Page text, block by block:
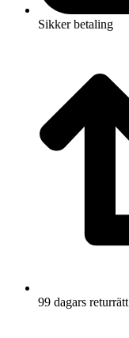
Sikker betaling
99 dagars returrätt